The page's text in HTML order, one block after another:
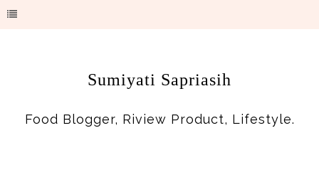
Sumiyati Sapriasih
Food Blogger, Riview Product, Lifestyle.